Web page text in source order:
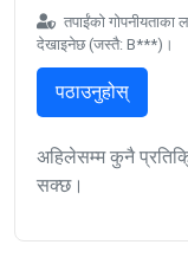
तपाईंको गोपनीयताका
देखाइनेछ (जस्तै: B***)।
पठाउनुहोस्
अहिलेसम्म कुनै
सक्छ।